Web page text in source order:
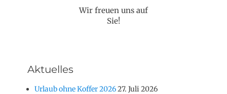
Wir freuen uns auf
Sie!
Aktuelles
Urlaub ohne Koffer 202627. Juli 2026